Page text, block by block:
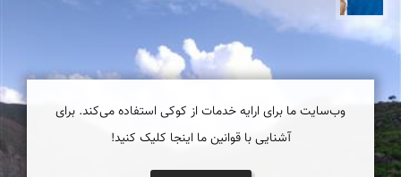
وب‌سایت ما برای ارایه خدمات از کوکی استفاده می‌کند. برای
آشنایی با قوانین ما اینجا کلیک کنید!